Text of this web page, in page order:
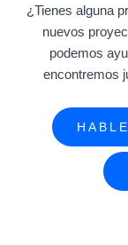
¿Tienes alguna
nuevos
podemos
encontremos